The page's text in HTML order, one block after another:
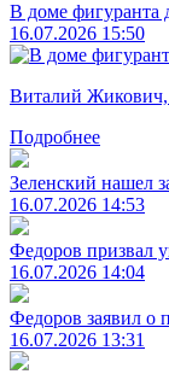
В доме фигуранта
16.07.2026 15:50
Виталий Жикович,
Подробнее
Зеленский нашел
16.07.2026 14:53
Федоров призвал
16.07.2026 14:04
Федоров заявил о
16.07.2026 13:31